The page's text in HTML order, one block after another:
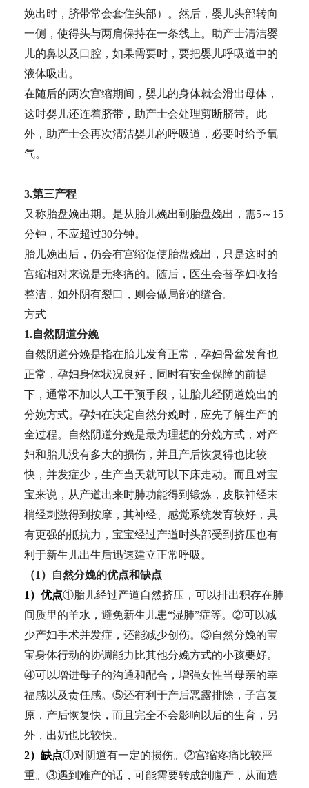
娩出时，脐带常会套住头部）。然后，婴儿头部转向
一侧，使得头与两肩保持在一条线上。助产士清洁婴
儿的鼻以及口腔，如果需要时，要把婴儿呼吸道中的
液体吸出。
在随后的两次宫缩期间，婴儿的身体就会滑出母体，
这时婴儿还连着脐带，助产士会处理剪断脐带。此
外，助产士会再次清洁婴儿的呼吸道，必要时给予氧
气。
3.第三产程
又称胎盘娩出期。是从胎儿娩出到胎盘娩出，需5～15
分钟，不应超过30分钟。
胎儿娩出后，仍会有宫缩促使胎盘娩出，只是这时的
宫缩相对来说是无疼痛的。随后，医生会替孕妇收拾
整洁，如外阴有裂口，则会做局部的缝合。
方式
1.自然阴道分娩
自然阴道分娩是指在胎儿发育正常，孕妇骨盆发育也
正常，孕妇身体状况良好，同时有安全保障的前提
下，通常不加以人工干预手段，让胎儿经阴道娩出的
分娩方式。孕妇在决定自然分娩时，应先了解生产的
全过程。自然阴道分娩是最为理想的分娩方式，对产
妇和胎儿没有多大的损伤，并且产后恢复得也比较
快，并发症少，生产当天就可以下床走动。而且对宝
宝来说，从产道出来时肺功能得到锻炼，皮肤神经末
梢经刺激得到按摩，其神经、感觉系统发育较好，具
有更强的抵抗力，宝宝经过产道时头部受到挤压也有
利于新生儿出生后迅速建立正常呼吸。
（1）自然分娩的优点和缺点
1）优点①胎儿经过产道自然挤压，可以排出积存在肺
间质里的羊水，避免新生儿患“湿肺”症等。②可以减
少产妇手术并发症，还能减少创伤。③自然分娩的宝
宝身体行动的协调能力比其他分娩方式的小孩要好。
④可以增进母子的沟通和配合，增强女性当母亲的幸
福感以及责任感。⑤还有利于产后恶露排除，子宫复
原，产后恢复快，而且完全不会影响以后的生育，另
外，出奶也比较快。
2）缺点①对阴道有一定的损伤。②宫缩疼痛比较严
重。③遇到难产的话，可能需要转成剖腹产，从而造